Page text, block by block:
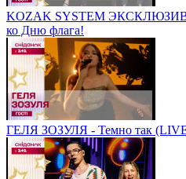
KOZAK SYSTEM
ко Дню флага!
ГЕЛЯ ЗОЗУЛЯ - Темно так